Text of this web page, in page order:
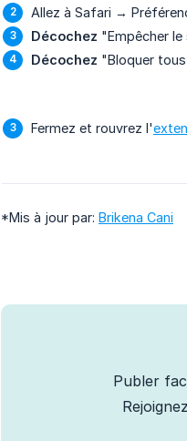
Allez à Safari →
Décochez "Empêcher
Décochez "Bloquer
Fermez et rouvrez l'
*Mis à jour par: Brikena Cani
Publer